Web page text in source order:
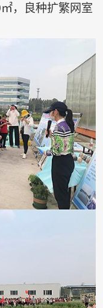
，良种扩繁网室